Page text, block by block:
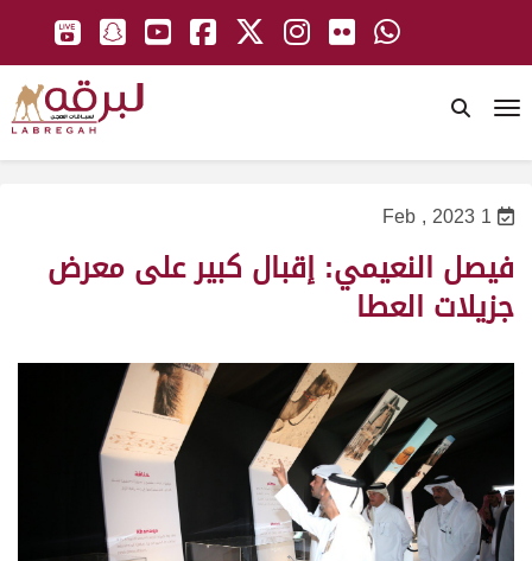
1 Feb , 2023
فيصل النعيمي: إقبال كبير على معرض
جزيلات العطا